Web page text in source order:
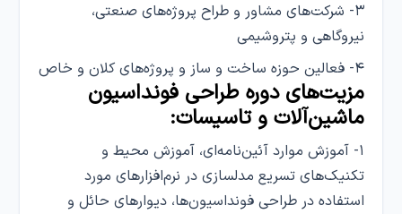
۳- شرکت‌های مشاور و طراح پروژه‌های صنعتی،
نیروگاهی و پتروشیمی
۴- فعالین حوزه ساخت و ساز و پروژه‌های کلان و خاص
مزیت‌های دوره طراحی فونداسیون
ماشین‌آلات و تاسیسات:
۱- آموزش موارد آئین‌نامه‌ای، آموزش محیط و
تکنیک‌های تسریع مدلسازی در نرم‌افزارهای مورد
استفاده در طراحی فونداسیون‌ها، دیوارهای حائل و